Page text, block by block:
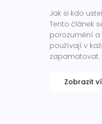
Jak si kdo
Tento článek
porozumění a
používají v
zapamatovat.
Zobrazit